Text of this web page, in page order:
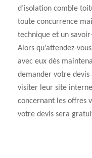
d’isolation comble
toute concurrence
technique et un
Alors qu’attendez-
avec eux dès
demander votre
visiter leur site
concernant les offres
votre devis sera